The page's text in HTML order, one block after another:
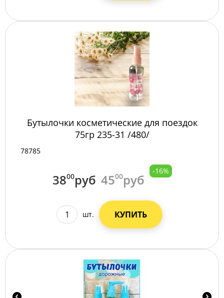
Бутылочки косметические для поездок
75гр 235-31 /480/
78785
3800руб 4500руб
-16%
шт. КУПИТЬ